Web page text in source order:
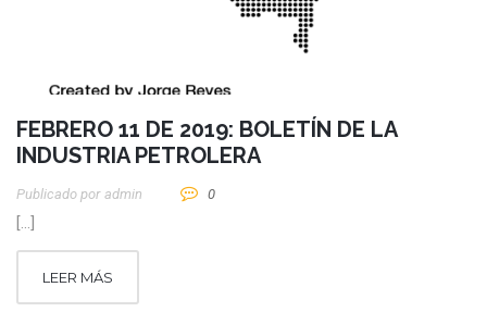
FEBRERO 11 DE 2019: BOLETÍN DE LA
INDUSTRIA PETROLERA
Publicado por Admin 0
[…]
LEER MÁS